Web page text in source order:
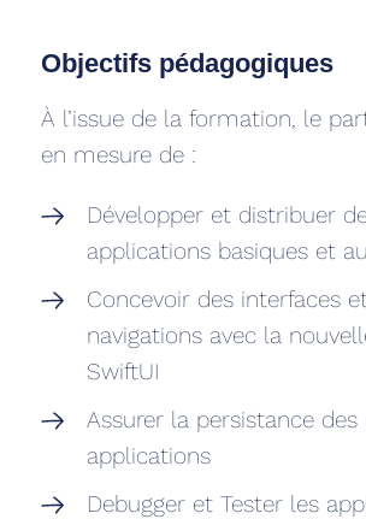
Objectifs pédagogiques
À l’issue de la formation, le
en mesure de :
Développer et distribuer
applications basiques et
Concevoir des interfaces
navigations avec la
SwiftUI
Assurer la persistance des
applications
Debugger et Tester les